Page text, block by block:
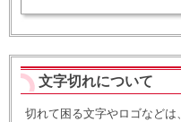
文字切れについて
切れて困る文字やロゴなど